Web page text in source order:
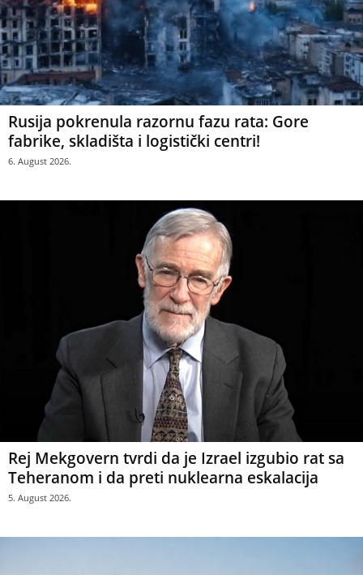
Rusija pokrenula razornu fazu rata: Gore
fabrike, skladišta i logistički centri!
6. August 2026.
Rej Mekgovern tvrdi da je Izrael izgubio rat sa
Teheranom i da preti nuklearna eskalacija
5. August 2026.